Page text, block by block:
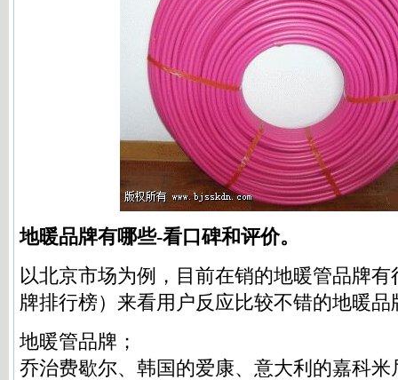
地暖品牌有哪些-看口碑和评价。
以北京市场为例，目前在销的地暖管品牌
牌排行榜）来看用户反应比较不错的地暖品
地暖管品牌；
乔治费歇尔、韩国的爱康、意大利的嘉科